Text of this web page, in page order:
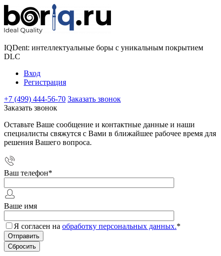
IQDent: интеллектуальные боры с уникальным покрытием
DLC
Вход
Регистрация
+7 (499) 444-56-70 Заказать звонок
Заказать звонок
Оставьте Ваше сообщение и контактные данные и наши
специалисты свяжутся с Вами в ближайшее рабочее время для
решения Вашего вопроса.
Ваш телефон*
Ваше имя
Я согласен на обработку персональных данных.*